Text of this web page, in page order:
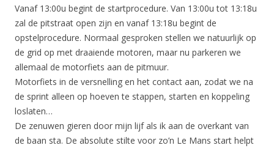
Vanaf 13:00u begint de startprocedure. Van 13:00u tot 13:18u
zal de pitstraat open zijn en vanaf 13:18u begint de
opstelprocedure. Normaal gesproken stellen we natuurlijk op
de grid op met draaiende motoren, maar nu parkeren we
allemaal de motorfiets aan de pitmuur.
Motorfiets in de versnelling en het contact aan, zodat we na
de sprint alleen op hoeven te stappen, starten en koppeling
loslaten…
De zenuwen gieren door mijn lijf als ik aan de overkant van
de baan sta. De absolute stilte voor zo’n Le Mans start helpt